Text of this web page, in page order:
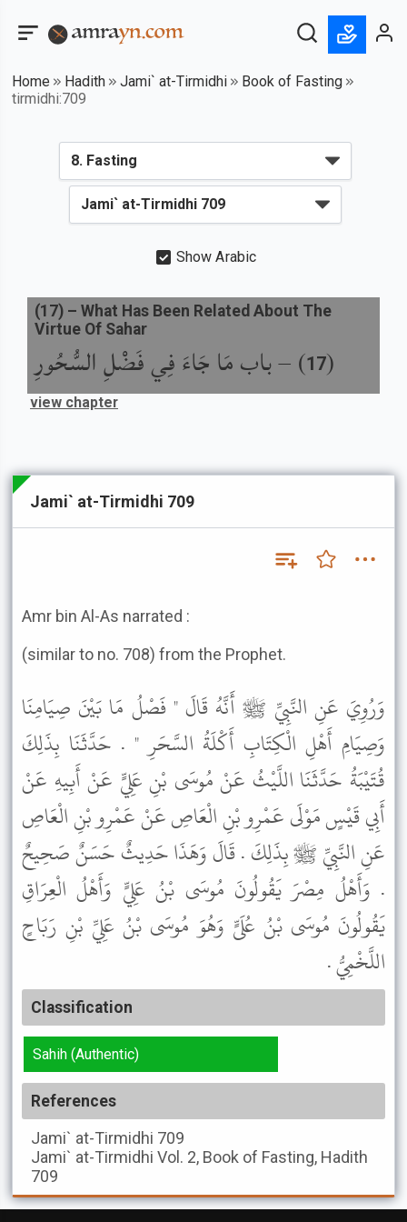
Home Hadith Jami` at-Tirmidhi
Book of Fasting
tirmidhi:709
Show Arabic
(
17
) –باب مَا جَاءَ فِي فَضْلِ السُّحُورِ
(17) – What Has Been Related About The
Virtue Of Sahar
view chapter
Jami` at-Tirmidhi 709
Amr bin Al-As narrated :
(similar to no. 708) from the Prophet.
وَرُوِيَ عَنِ النَّبِيِّ ﷺ أَنَّهُ قَالَ " فَصْلُ مَا بَيْنَ صِيَامِنَا
وَصِيَامِ أَهْلِ الْكِتَابِ أَكْلَةُ السَّحَرِ " . حَدَّثَنَا بِذَلِكَ
قُتَيْبَةُ حَدَّثَنَا اللَّيْثُ عَنْ مُوسَى بْنِ عَلِيٍّ عَنْ أَبِيهِ عَنْ
أَبِي قَيْسٍ مَوْلَى عَمْرِو بْنِ الْعَاصِ عَنْ عَمْرِو بْنِ الْعَاصِ
عَنِ النَّبِيِّ ﷺ بِذَلِكَ . قَالَ وَهَذَا حَدِيثٌ حَسَنٌ صَحِيحٌ
. وَأَهْلُ مِصْرَ يَقُولُونَ مُوسَى بْنُ عَلِيٍّ وَأَهْلُ الْعِرَاقِ
يَقُولُونَ مُوسَى بْنُ عُلَىٍّ وَهُوَ مُوسَى بْنُ عَلِيِّ بْنِ رَبَاحٍ
اللَّخْمِيُّ .
Classification
Sahih (Authentic)
References
Jami` at-Tirmidhi 709
Jami` at-Tirmidhi Vol. 2, Book of Fasting, Hadith
709